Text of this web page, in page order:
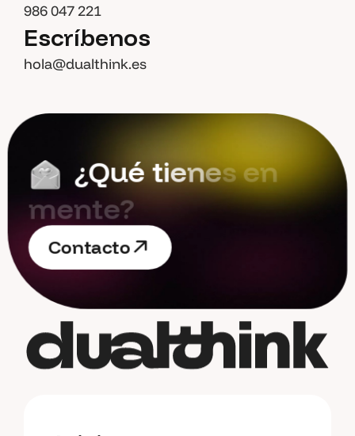
986 047 221
Escríbenos
hola@dualthink.es
¿Quétienesen
mente?
Contacto
Contacto